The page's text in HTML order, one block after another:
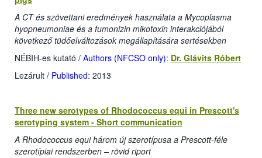
A CT és szövettani eredmények használata a Mycoplasma
hyopneumoniae és a fumonizin mikotoxin interakciójából
következő tüdőelváltozások megállapítására sertésekben
NÉBIH-es kutató / Authors (NFCSO only): Dr. Glávits Róbert
Lezárult / Published: 2013
Three new serotypes of Rhodococcus equi in Prescott's
serotyping system - Short communication
A Rhodococcus equi három új szerotípusa a Prescott-féle
szerotípiai rendszerben – rövid riport